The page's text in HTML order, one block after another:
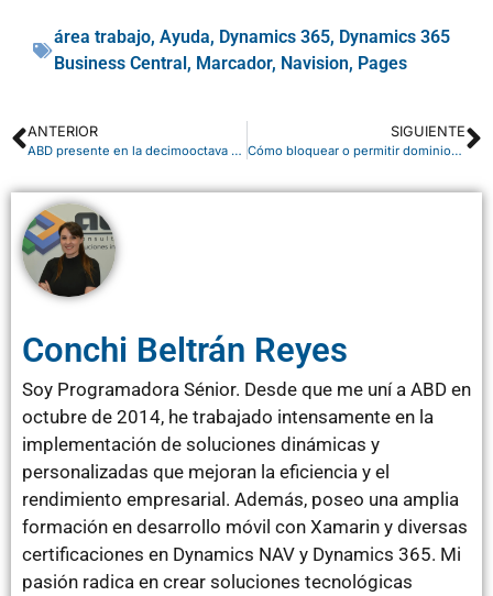
área trabajo, Ayuda, Dynamics 365, Dynamics 365
Business Central, Marcador, Navision, Pages
ANTERIOR
ABD presente en la decimooctava edición del Simposium 2019
SIGUIENTE
Cómo bloquear o permitir dominios en Microsoft Teams
Conchi Beltrán Reyes
Soy Programadora Sénior. Desde que me uní a ABD en
octubre de 2014, he trabajado intensamente en la
implementación de soluciones dinámicas y
personalizadas que mejoran la eficiencia y el
rendimiento empresarial. Además, poseo una amplia
formación en desarrollo móvil con Xamarin y diversas
certificaciones en Dynamics NAV y Dynamics 365. Mi
pasión radica en crear soluciones tecnológicas